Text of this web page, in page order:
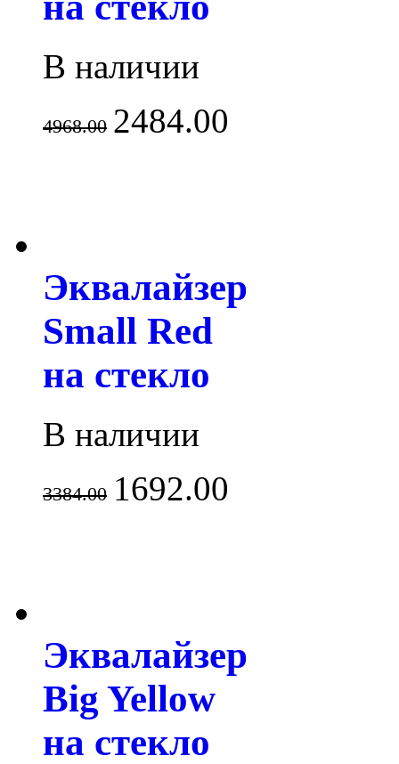
В наличии
4968.00 2484.00
Эквалайзер
Small Red
на стекло
В наличии
3384.00 1692.00
Эквалайзер
Big Yellow
на стекло